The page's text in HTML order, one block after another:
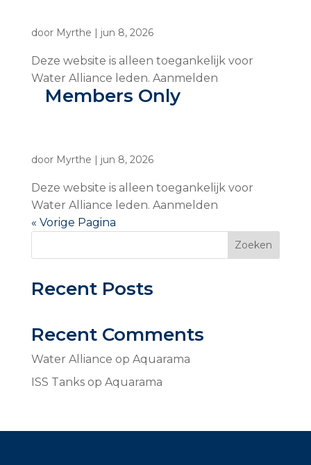
door Myrthe | jun 8, 2026
Deze website is alleen toegankelijk voor
Water Alliance leden. Aanmelden
Members Only
door Myrthe jun 8, 2026
Deze website is alleen toegankelijk voor
Water Alliance leden. Aanmelden
« Vorige Pagina
Zoeken
Recent Posts
Recent Comments
Water Alliance op Aquarama
ISS Tanksop Aquarama